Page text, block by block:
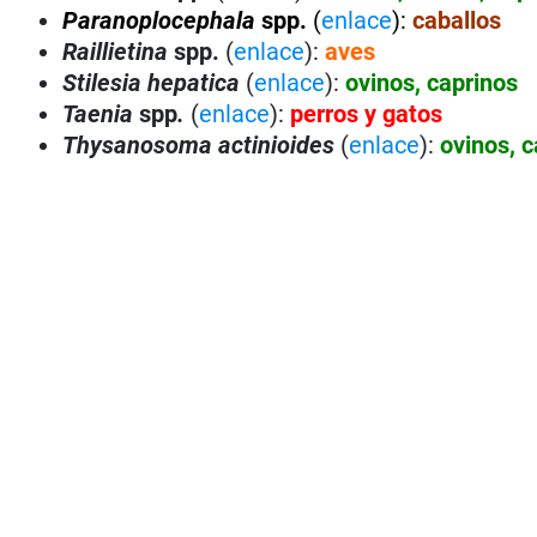
Paranoplocephala spp. (enlace): caballos
Raillietina spp. (enlace):aves
Stilesia hepatica (enlace):ovinos, caprinos
Taeniaspp. (enlace): perros y gatos
Thysanosoma actinioides (enlace):ovinos,